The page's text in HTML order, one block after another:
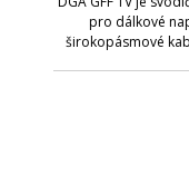
pro dálkové
širokopásmové